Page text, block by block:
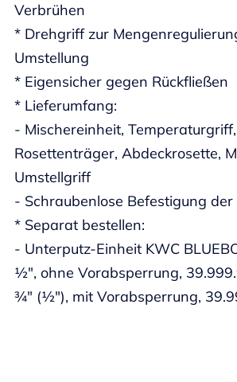
Verbrühen
* Drehgriff zur
Umstellung
* Eigensicher gegen Rückfließen
* Lieferumfang:
- Mischereinheit,
Rosettenträger, Abdeckrosette,
Umstellgriff
- Schraubenlose Befestigung
* Separat bestellen:
- Unterputz-Einheit KWC
½", ohne Vorabsperrung,
¾" (½"), mit Vorabsperrung,